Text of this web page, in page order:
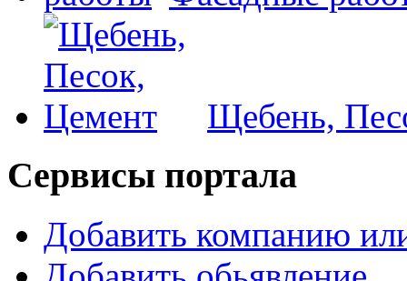
Щебень,
Сервисы портала
Добавить компанию